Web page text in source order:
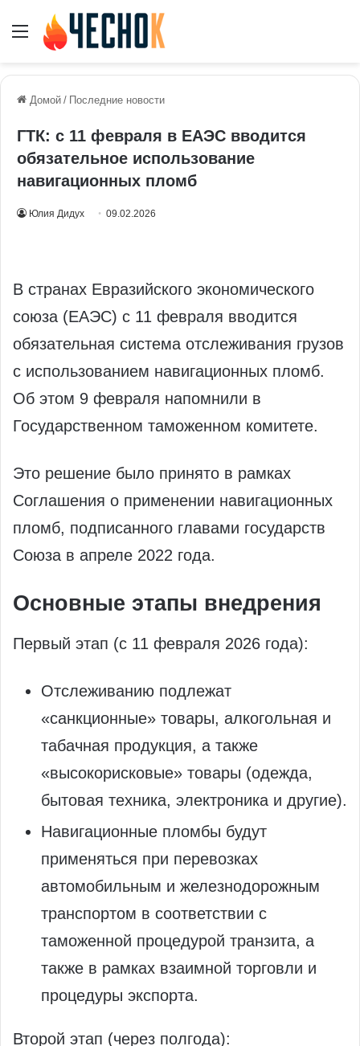
Меню
Домой / Последние новости
ГТК: с 11 февраля в ЕАЭС вводится
обязательное использование
навигационных пломб
Юлия Дидух 09.02.2026
В странах Евразийского экономического
союза (ЕАЭС) с 11 февраля вводится
обязательная система отслеживания грузов
с использованием навигационных пломб.
Об этом 9 февраля напомнили в
Государственном таможенном комитете.
Это решение было принято в рамках
Соглашения о применении навигационных
пломб, подписанного главами государств
Союза в апреле 2022 года.
Основные этапы внедрения
Первый этап (с 11 февраля 2026 года):
Отслеживанию подлежат
«санкционные» товары, алкогольная и
табачная продукция, а также
«высокорисковые» товары (одежда,
бытовая техника, электроника и другие).
Навигационные пломбы будут
применяться при перевозках
автомобильным и железнодорожным
транспортом в соответствии с
таможенной процедурой транзита, а
также в рамках взаимной торговли и
процедуры экспорта.
Второй этап (через полгода):